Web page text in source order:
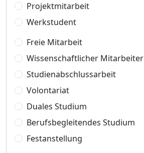
Projektmitarbeit
Werkstudent
Freie Mitarbeit
Wissenschaftlicher Mitarbeiter
Studienabschlussarbeit
Volontariat
Duales Studium
Berufsbegleitendes Studium
Festanstellung